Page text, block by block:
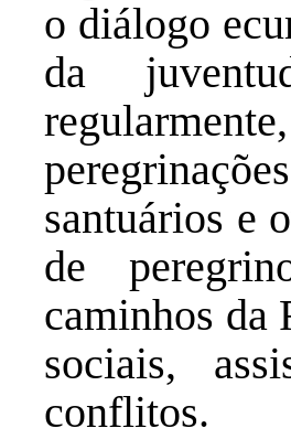
o diálogo
da
santuários e
de
caminhos da
sociais,
conflitos.